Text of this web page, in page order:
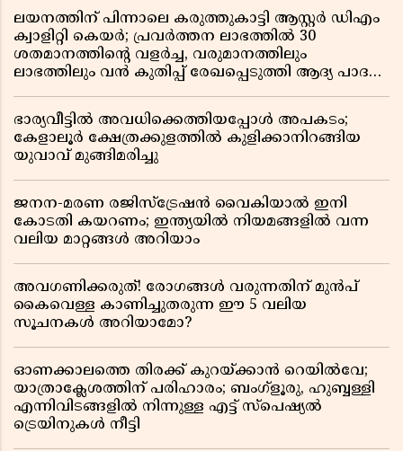
ലയനത്തിന് പിന്നാലെ കരുത്തുകാട്ടി ആസ്റ്റർ ഡിഎം
ക്വാളിറ്റി കെയർ; പ്രവർത്തന ലാഭത്തിൽ 30
ശതമാനത്തിൻ്റെ വളർച്ച, വരുമാനത്തിലും
ലാഭത്തിലും വൻ കുതിപ്പ് രേഖപ്പെടുത്തി ആദ്യ പാദ
ഭാര്യവീട്ടിൽ അവധിക്കെത്തിയപ്പോൾ അപകടം;
കേളാലൂർ ക്ഷേത്രക്കുളത്തിൽ കുളിക്കാനിറങ്ങിയ
യുവാവ് മുങ്ങിമരിച്ചു
ജനന-മരണ രജിസ്ട്രേഷൻ വൈകിയാൽ ഇനി
കോടതി കയറണം; ഇന്ത്യയിൽ നിയമങ്ങളിൽ വന്ന
വലിയ മാറ്റങ്ങൾ അറിയാം
അവഗണിക്കരുത്! രോഗങ്ങൾ വരുന്നതിന് മുൻപ്
കൈവെള്ള കാണിച്ചുതരുന്ന ഈ 5 വലിയ
സൂചനകൾ അറിയാമോ?
ഓണക്കാലത്തെ തിരക്ക് കുറയ്ക്കാൻ റെയിൽവേ;
യാത്രാക്ലേശത്തിന് പരിഹാരം; ബംഗ്ളൂരു, ഹുബ്ബള്ളി
എന്നിവിടങ്ങളിൽ നിന്നുള്ള എട്ട് സ്പെഷ്യൽ
ട്രെയിനുകൾ നീട്ടി